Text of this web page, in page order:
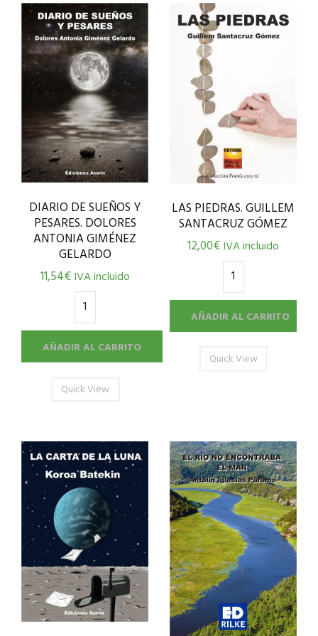
DIARIO DE SUEÑOS Y
PESARES. DOLORES
ANTONIA GIMÉNEZ
GELARDO
11,54€ IVA incluido
AÑADIR AL CARRITO
Quick View
LAS PIEDRAS. GUILLEM
SANTACRUZ GÓMEZ
12,00€IVA incluido
AÑADIR AL CARRITO
Quick View